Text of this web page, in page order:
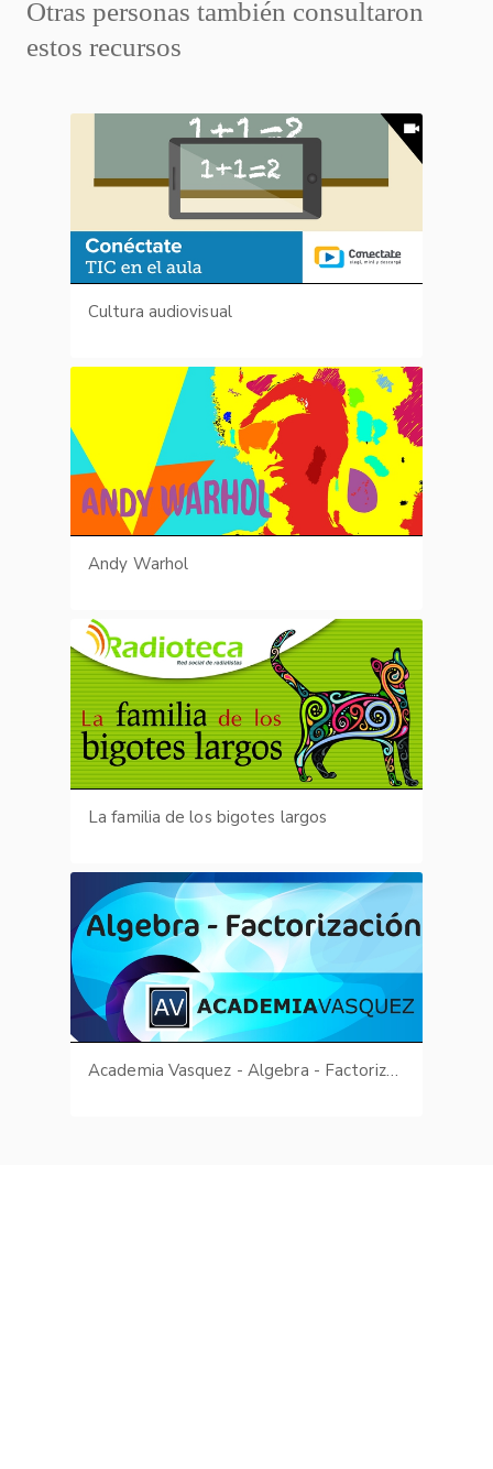
Otras personas también consultaron
estos recursos
Cultura audiovisual
Andy Warhol
La familia de los bigotes largos
Academia Vasquez - Algebra - Factorización